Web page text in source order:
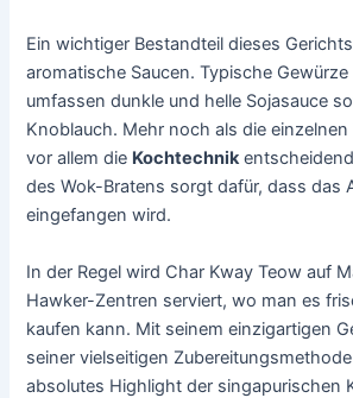
Ein wichtiger Bestandteil dieses
aromatische Saucen. Typische
umfassen dunkle und helle Sojasauce
Knoblauch. Mehr noch als die
vor allem die Kochtechnik
des Wok-Bratens sorgt dafür, dass das
eingefangen wird.
In der Regel wird Char Kway Teow auf
Hawker-Zentren serviert, wo man es
kaufen kann. Mit seinem einzigartigen
seiner vielseitigen
absolutes Highlight der singapurischen